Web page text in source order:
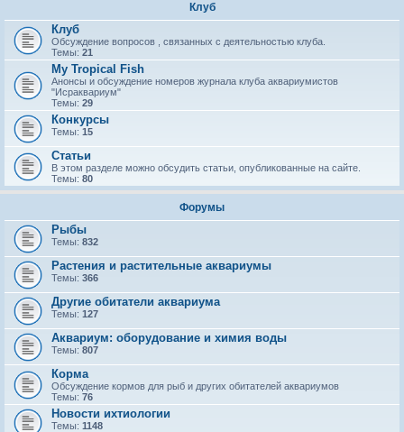
с
Клуб
Клуб
Обсуждение вопросов , связанных с деятельностью клуба.
Темы: 21
My Tropical Fish
Анонсы и обсуждение номеров журнала клуба аквариумистов
"Исраквариум"
Темы: 29
Конкурсы
Темы: 15
Статьи
В этом разделе можно обсудить статьи, опубликованные на сайте.
Темы: 80
Форумы
Рыбы
Темы: 832
Растения и растительные аквариумы
Темы: 366
Другие обитатели аквариума
Темы: 127
Аквариум: оборудование и химия воды
Темы: 807
Корма
Обсуждение кормов для рыб и других обитателей аквариумов
Темы: 76
Новости ихтиологии
Темы: 1148